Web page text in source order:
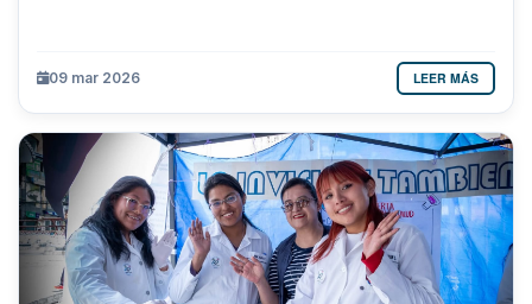
09 mar 2026 LEER MÁS